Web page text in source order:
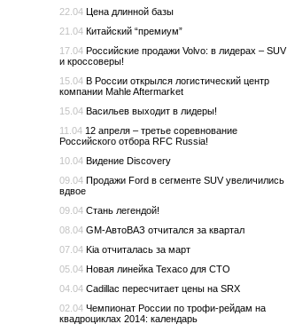
22.04 Цена длинной базы
21.04 Китайский “премиум”
17.04 Российские продажи Volvo: в лидерах – SUV
и кроссоверы!
15.04 В России открылся логистический центр
компании Mahle Aftermarket
15.04 Васильев выходит в лидеры!
11.04 12 апреля – третье соревнование
Российского отбора RFC Russia!
10.04 Видение Discovery
09.04 Продажи Ford в сегменте SUV увеличились
вдвое
09.04 Стань легендой!
08.04 GM-АвтоВАЗ отчитался за квартал
07.04 Kia отчиталась за март
05.04 Новая линейка Texaco для СТО
04.04 Cadillac пересчитает цены на SRX
02.04 Чемпионат России по трофи-рейдам на
квадроциклах 2014: календарь